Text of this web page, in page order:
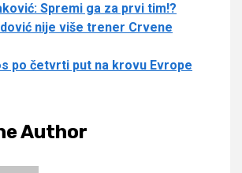
Spremi ga za prvi tim!?
nije više trener Crvene
po četvrti put na krovu Evrope
Author